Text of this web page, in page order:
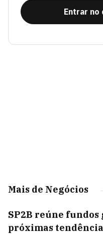
Entrar no
Mais de Negócios
SP2B reúne
próximas